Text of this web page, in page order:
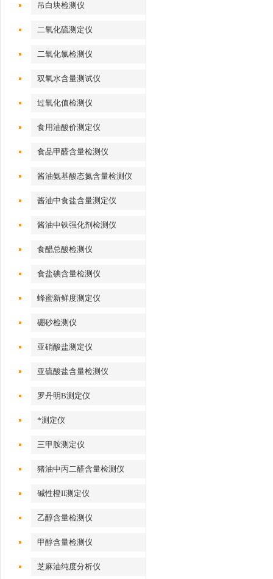
吊白块检测仪
二氧化硫测定仪
二氧化氯检测仪
双氧水含量测试仪
过氧化值检测仪
食用油酸价测定仪
食品甲醛含量检测仪
酱油氨基酸态氮含量检测仪
酱油中食盐含量测定仪
酱油中铁强化剂检测仪
食醋总酸检测仪
食盐碘含量检测仪
蜂蜜新鲜度测定仪
硼砂检测仪
亚硝酸盐测定仪
亚硫酸盐含量检测仪
罗丹明B测定仪
*测定仪
三甲胺测定仪
猪油中丙二醛含量检测仪
碱性橙II测定仪
乙醇含量检测仪
甲醇含量检测仪
芝麻油纯度分析仪